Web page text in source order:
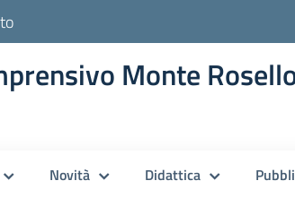
Monte
Novità Didattica